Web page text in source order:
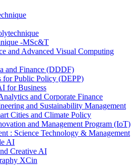
-MSc&T
and Advanced Visual Computing
and Finance (DDDF)
for Public Policy (DEPP)
for Business
and Corporate Finance
and Sustainability Management
Cities and Climate Policy
and Management Program (IoT)
: Science Technology & Management
AI
Creative AI
XCin